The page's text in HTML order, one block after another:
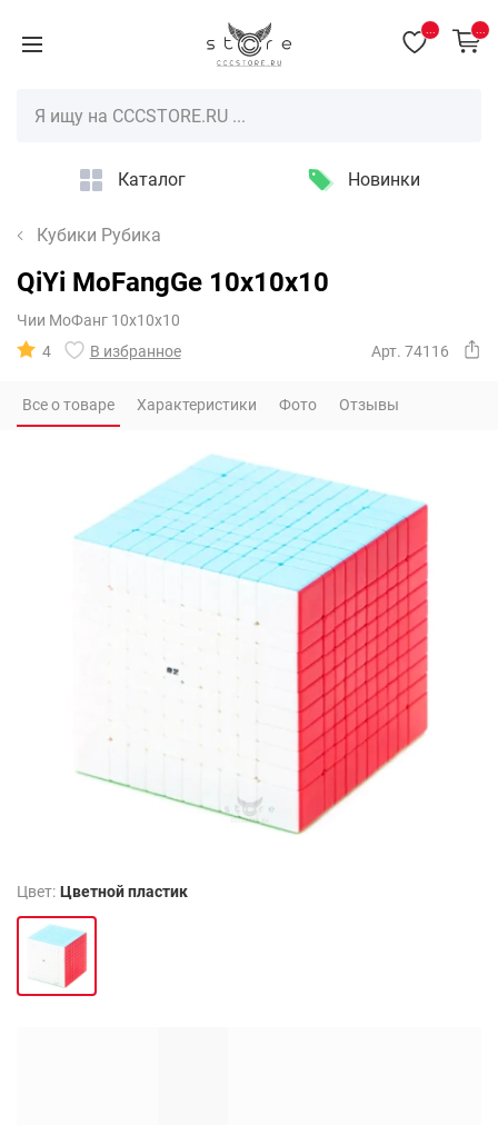
Каталог Новинки
Кубики Рубика
QiYi MoFangGe 10x10x10
Чии МоФанг 10х10х10
4
В избранное Арт. 74116
Все о товаре Характеристики Фото Отзывы
Цвет: Цветной пластик